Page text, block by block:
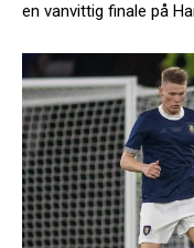
en vanvittig finale på